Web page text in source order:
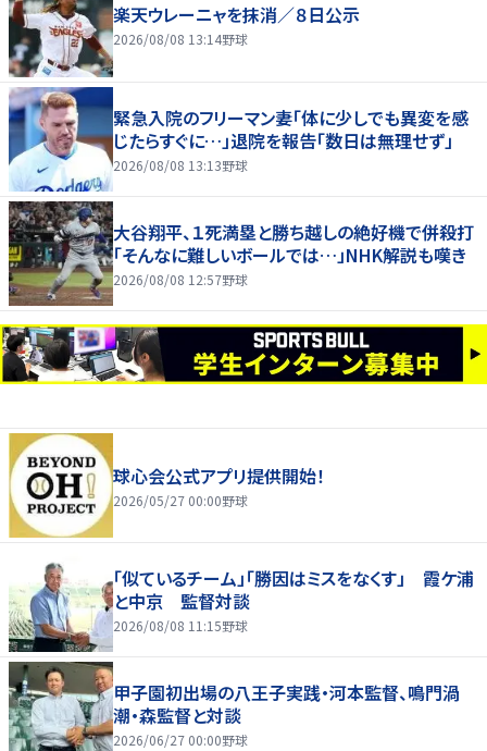
楽天ウレーニャを抹消／８日公示
2026/08/08 13:14野球
緊急入院のフリーマン妻「体に少しでも異変を感
じたらすぐに…」退院を報告「数日は無理せず」
2026/08/08 13:13野球
大谷翔平、１死満塁と勝ち越しの絶好機で併殺打
「そんなに難しいボールでは…」NHK解説も嘆き
2026/08/08 12:57野球
球心会公式アプリ提供開始！
2026/05/27 00:00野球
「似ているチーム」「勝因はミスをなくす」 霞ケ浦
と中京 監督対談
2026/08/08 11:15野球
甲子園初出場の八王子実践・河本監督、鳴門渦
潮・森監督と対談
2026/06/27 00:00野球